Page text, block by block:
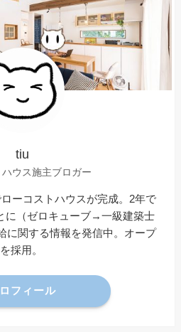
tiu
ハウス施主ブロガー
ーコストハウスが完成。2年で
に（ゼロキューブ→一級建築士
に関する情報を発信中。オープ
採用。
フィール